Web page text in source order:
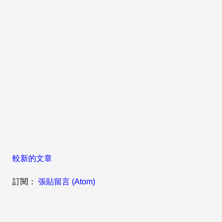
較新的文章
訂閱： 張貼留言 (Atom)